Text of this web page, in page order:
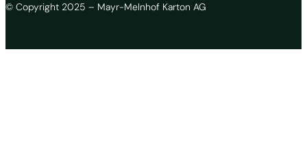
© Copyright 2025 – Mayr-Melnhof Karton AG